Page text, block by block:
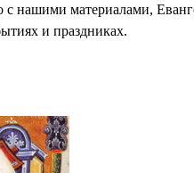
с нашими материалами,
и праздниках.